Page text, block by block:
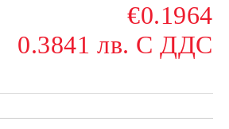
€0.1964
0.3841 лв. С ДДС